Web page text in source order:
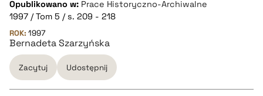
pobierz cytat
BIBTEX
Opublikowano w: Prace Historyczno-Archiwalne
1997 / Tom 5 / s. 209 - 218
ROK: 1997
Bernadeta Szarzyńska
Zacytuj Udostępnij